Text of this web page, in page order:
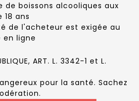
boissons alcooliques aux
ans
de l'acheteur est exigée au
ligne
ART. L. 3342-1 et L.
pour la santé. Sachez